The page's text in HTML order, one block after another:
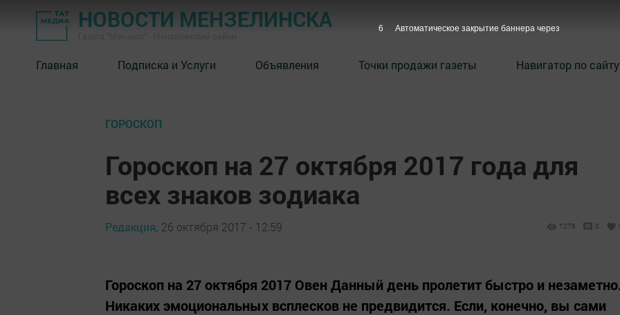
НОВОСТИ МЕНЗЕЛИНСКА
Главная Подписка и Услуги Объявления Точки продажи газеты Навигатор по сайту
ГОРОСКОП
Гороскоп на 27 октября 2017 года для
всех знаков зодиака
Редакция, 26 октября 2017 - 12:59 1276 0
Гороскоп на 27 октября 2017 Овен Данный день пролетит быстро и незаметно.
Никаких эмоциональных всплесков не предвидится. Если, конечно, вы сами
5 Автоматическое закрытие баннера через